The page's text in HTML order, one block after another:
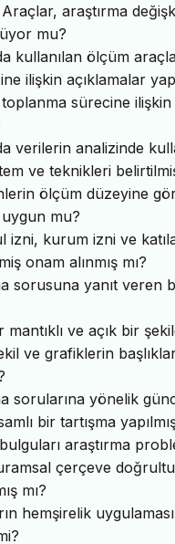
araştırma
mu?
kullanılan ölçüm
ilişkin açıklamalar
sürecine
verilerin analizinde
ve teknikleri
ölçüm düzeyine
mu?
izni, kurum izni ve
onam alınmış mı?
sorusuna yanıt veren
ve açık bir
ve grafiklerin
sorularına yönelik
bir tartışma
araştırma
çerçeve
mı?
hemşirelik